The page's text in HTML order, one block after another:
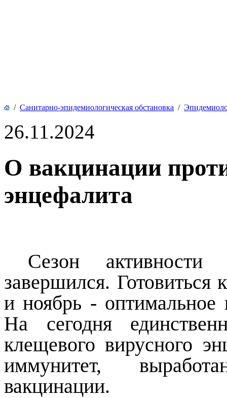
/ Санитарно-эпидемиологическая обстановка /
26.11.2024
О вакцинации
энцефалита
Сезон
завершился.
и ноябрь - оптимальное
На сегодня
клещевого вирусного
иммунитет,
вакцинации.